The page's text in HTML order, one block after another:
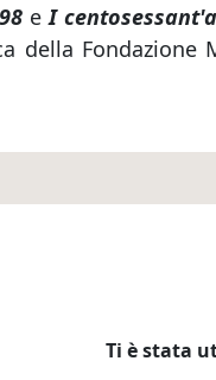
eI
della Fondazione
Ti è stata